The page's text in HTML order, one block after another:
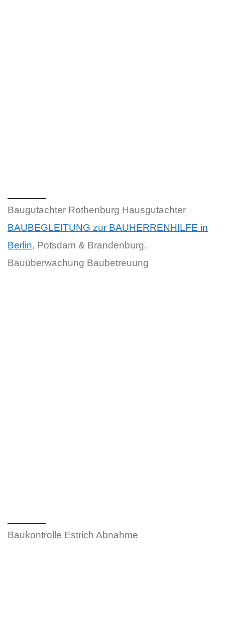
Baugutachter Rothenburg Hausgutachter
BAUBEGLEITUNG zur BAUHERRENHILFE in
Berlin, Potsdam & Brandenburg.
Bauüberwachung Baubetreuung
Baukontrolle Estrich Abnahme